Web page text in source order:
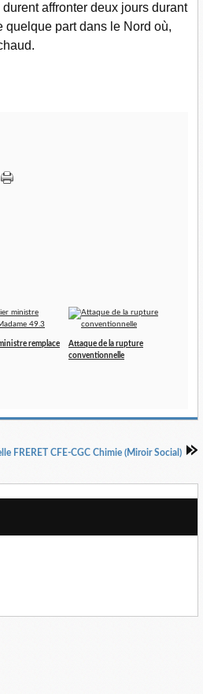
affronter deux jours durant
quelque part dans le Nord où,
remplace
Attaque de la rupture
conventionnelle
FRERET CFE-CGC Chimie (Miroir Social)